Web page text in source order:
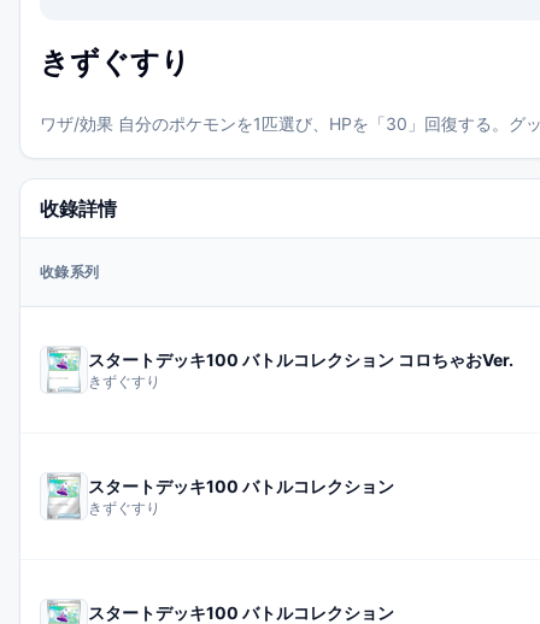
きずぐすり
ワザ/効果 自分のポケモンを1匹選び、HPを「30」回復する。グ
收錄詳情
收錄系列
スタートデッキ100 バトルコレクション コロちゃおVer.
きずぐすり
スタートデッキ100 バトルコレクション
きずぐすり
スタートデッキ100 バトルコレクション